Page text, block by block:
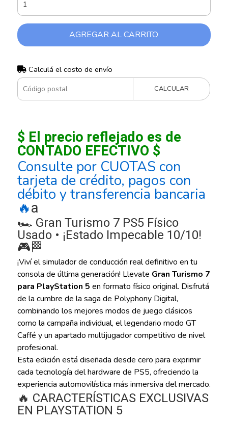
AGREGAR AL CARRITO
Calculá el costo de envío
CALCULAR
$ El precio reflejado es de
CONTADO EFECTIVO $
Consulte por CUOTAS con
tarjeta de crédito, pagos con
débito y transferencia bancaria
🔥a
🏎️ Gran Turismo 7 PS5 Físico
Usado • ¡Estado Impecable 10/10!
🎮🏁
¡Viví el simulador de conducción real definitivo en tu
consola de última generación! Llevate Gran Turismo 7
para PlayStation 5 en formato físico original. Disfrutá
de la cumbre de la saga de Polyphony Digital,
combinando los mejores modos de juego clásicos
como la campaña individual, el legendario modo GT
Caffé y un apartado multijugador competitivo de nivel
profesional.
Esta edición está diseñada desde cero para exprimir
cada tecnología del hardware de PS5, ofreciendo la
experiencia automovilística más inmersiva del mercado.
🔥 CARACTERÍSTICAS EXCLUSIVAS
EN PLAYSTATION 5